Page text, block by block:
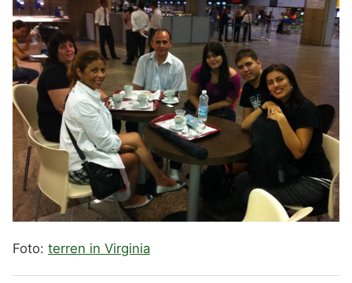
Foto: terren in Virginia